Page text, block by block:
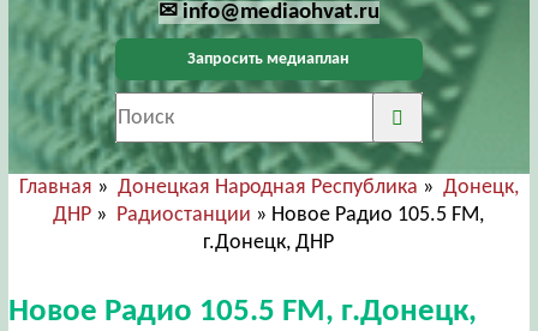
✉ info@mediaohvat.ru
Запросить медиаплан
Главная » Донецкая Народная Республика » Донецк,
ДНР » Радиостанции » Новое Радио 105.5 FM,
г.Донецк, ДНР
Новое Радио 105.5 FM, г.Донецк,